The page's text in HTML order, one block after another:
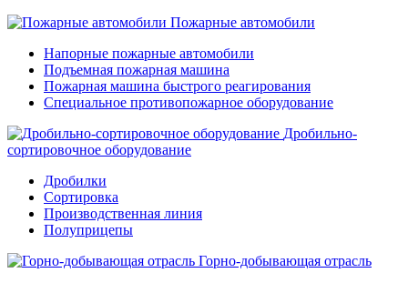
Пожарные автомобили
Напорные пожарные автомобили
Подъемная пожарная машина
Пожарная машина быстрого реагирования
Специальное противопожарное оборудование
Дробильно-
сортировочное оборудование
Дробилки
Сортировка
Производственная линия
Полуприцепы
Горно-добывающая отрасль